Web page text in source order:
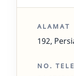
ALAMAT
192,
NO.